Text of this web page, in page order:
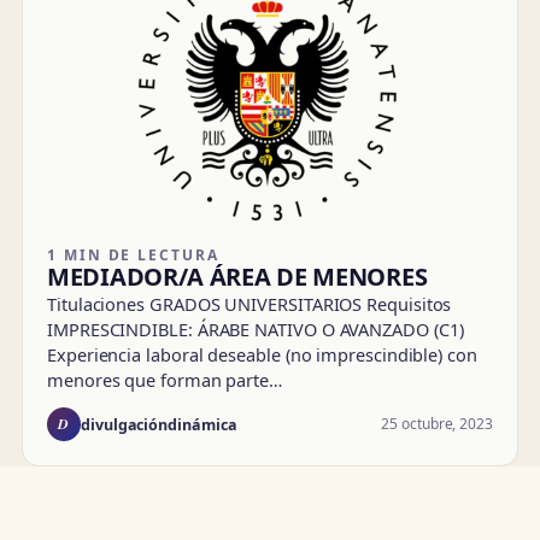
1 MIN DE LECTURA
MEDIADOR/A ÁREA DE MENORES
Titulaciones GRADOS UNIVERSITARIOS Requisitos
IMPRESCINDIBLE: ÁRABE NATIVO O AVANZADO (C1)
Experiencia laboral deseable (no imprescindible) con
menores que forman parte…
D divulgacióndinámica 25 octubre, 2023